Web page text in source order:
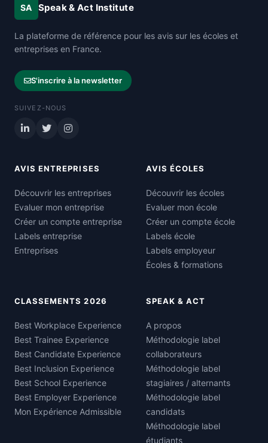
SA Speak & Act Institute
La plateforme de référence pour les avis sur les écoles et
entreprises en France.
S'inscrire à la newsletter
SUIVEZ-NOUS
AVIS ENTREPRISES
Découvrir les entreprises
Evaluer mon entreprise
Créer un compte entreprise
Labels entreprise
Entreprises
AVIS ÉCOLES
Découvrir les écoles
Evaluer mon école
Créer un compte école
Labels école
Labels employeur
Écoles & formations
CLASSEMENTS 2026
Best Workplace Experience
Best Trainee Experience
Best Candidate Experience
Best Inclusion Experience
Best School Experience
Best Employer Experience
Mon Expérience Admissible
SPEAK & ACT
A propos
Méthodologie label
collaborateurs
Méthodologie label
stagiaires / alternants
Méthodologie label
candidats
Méthodologie label
étudiants